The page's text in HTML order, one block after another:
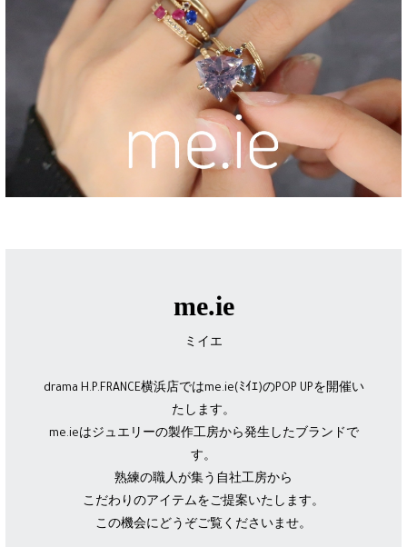
me.ie
ミイエ
drama H.P.FRANCE横浜店ではme.ie(ﾐｲｴ)のPOP UPを開催い
たします。
me.ieはジュエリーの製作工房から発生したブランドで
す。
熟練の職人が集う自社工房から
こだわりのアイテムをご提案いたします。
この機会にどうぞご覧くださいませ。